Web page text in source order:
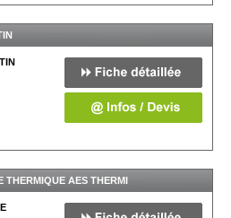
THERMIQUE AES THERMI